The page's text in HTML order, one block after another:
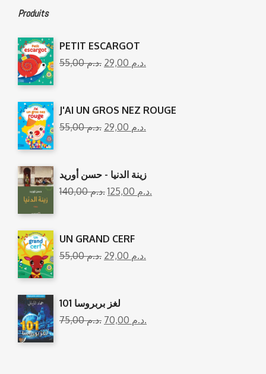
Produits
PETIT ESCARGOT
55,00
د.م. 29,00 د.م.
J'AI UN GROS NEZ ROUGE
55,00
د.م. 29,00 د.م.
زينة الدنيا - حسن أوريد
140,00
د.م. 125,00 د.م.
UN GRAND CERF
55,00
د.م. 29,00 د.م.
101 لغز بربروسا
75,00
د.م. 70,00 د.م.